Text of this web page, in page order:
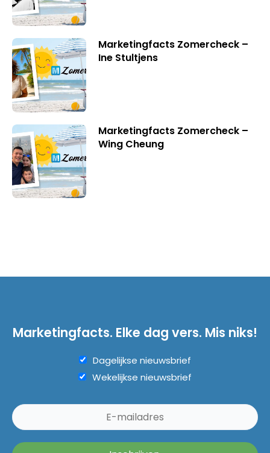
Marketingfacts Zomercheck –
Ine Stultjens
Marketingfacts Zomercheck –
Wing Cheung
Marketingfacts. Elke dag vers. Mis niks!
Dagelijkse nieuwsbrief
Wekelijkse nieuwsbrief